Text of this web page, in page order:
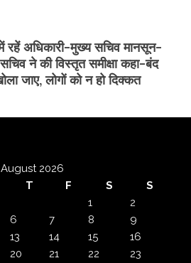
रहें अधिकारी-मुख्य सचिव मानसून-
ने की विस्तृत समीक्षा कहा-बंद
जाए, लोगों को न हो दिक्कत
August 2026
T F S
S
1
2
6 7 8
9
13 14 15
16
20 21 22
23